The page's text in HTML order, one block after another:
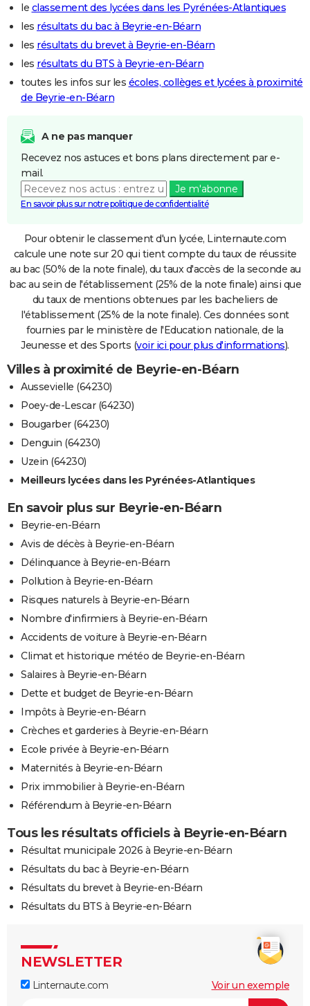
le classement des lycées dans les Pyrénées-Atlantiques
les résultats du bac à Beyrie-en-Béarn
les résultats du brevet à Beyrie-en-Béarn
les résultats du BTS à Beyrie-en-Béarn
toutes les infos sur les écoles, collèges et lycées à proximité
de Beyrie-en-Béarn
A ne pas manquer
Recevez nos astuces et bons plans directement par e-
mail.
Je m'abonne
En savoir plus sur notre politique de confidentialité
Pour obtenir le classement d'un lycée, Linternaute.com
calcule une note sur 20 qui tient compte du taux de réussite
au bac (50% de la note finale), du taux d'accès de la seconde au
bac au sein de l'établissement (25% de la note finale) ainsi que
du taux de mentions obtenues par les bacheliers de
l'établissement (25% de la note finale). Ces données sont
fournies par le ministère de l'Education nationale, de la
Jeunesse et des Sports (voir ici pour plus d'informations).
Villes à proximité de Beyrie-en-Béarn
Aussevielle (64230)
Poey-de-Lescar (64230)
Bougarber (64230)
Denguin (64230)
Uzein (64230)
Meilleurs lycées dans les Pyrénées-Atlantiques
En savoir plus sur Beyrie-en-Béarn
Beyrie-en-Béarn
Avis de décès à Beyrie-en-Béarn
Délinquance à Beyrie-en-Béarn
Pollution à Beyrie-en-Béarn
Risques naturels à Beyrie-en-Béarn
Nombre d'infirmiers à Beyrie-en-Béarn
Accidents de voiture à Beyrie-en-Béarn
Climat et historique météo de Beyrie-en-Béarn
Salaires à Beyrie-en-Béarn
Dette et budget de Beyrie-en-Béarn
Impôts à Beyrie-en-Béarn
Crèches et garderies à Beyrie-en-Béarn
Ecole privée à Beyrie-en-Béarn
Maternités à Beyrie-en-Béarn
Prix immobilier à Beyrie-en-Béarn
Référendum à Beyrie-en-Béarn
Tous les résultats officiels à Beyrie-en-Béarn
Résultat municipale 2026 à Beyrie-en-Béarn
Résultats du bac à Beyrie-en-Béarn
Résultats du brevet à Beyrie-en-Béarn
Résultats du BTS à Beyrie-en-Béarn
NEWSLETTER
Linternaute.com Voir un exemple